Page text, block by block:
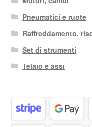
Pneumatici e ruote
Raffreddamento,
Set di strumenti
Telaio e assi